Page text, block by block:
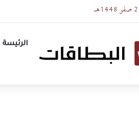
الرئيسة